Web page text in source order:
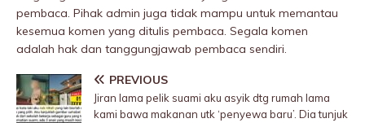
pembaca. Pihak admin juga tidak mampu untuk memantau
kesemua komen yang ditulis pembaca. Segala komen
adalah hak dan tanggungjawab pembaca sendiri.
PREVIOUS
Jiran lama pelik suami aku asyik dtg rumah lama
kami bawa makanan utk ‘penyewa baru’. Dia tunjuk